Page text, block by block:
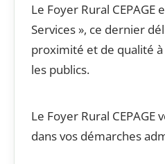
Le Foyer Rural CEPAGE
Services », ce dernier
proximité et de qualité
les publics.
Le Foyer Rural CEPAGE
dans vos démarches